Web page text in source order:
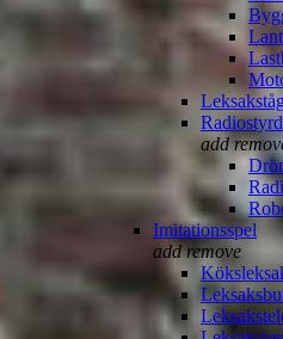
add
Imitationsspel
add remove